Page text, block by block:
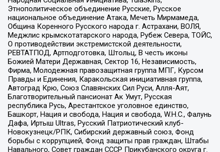
Этнополитическое объединение Русские, Русское
национальное объединение Атака, Мечеть Мирмамеда,
Община Коренного Русского народа г. Астрахани, ВОЛЯ,
Меджлис крымскотатарского народа, Рубеж Севера, ТОЙС,
О противодействии экстремистской деятельности,
РЕВТАТПОД, Артподготовка, Штольц, В честь иконы
Божией Матери Державная, Сектор 16, Независимость,
Фирма, Молодежная правозащитная группа МПГ, Курсом
Правды и Единения, Каракольская инициативная группа,
Автоград Крю, Союз Славянских Сил Руси, Алля-Аят,
Благотворительный пансионат Ак Умут, Русская
республика Русь, Арестантское уголовное единство,
Башкорт, Нация и свобода, Нация и свобода, W.H.С., Фалунь
Дафа, Иртыш Ultras, Русский Патриотический клуб-
Новокузнецк/РПК, Сибирский державный союз, Фонд
борьбы с коррупцией, Фонд защиты прав граждан, Штабы
Навального, Совет граждан СССР Прикубанского округа г.